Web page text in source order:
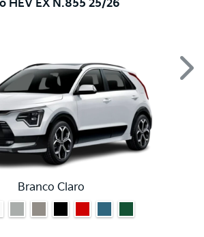
HEV EX N.855 25/26
Branco Claro